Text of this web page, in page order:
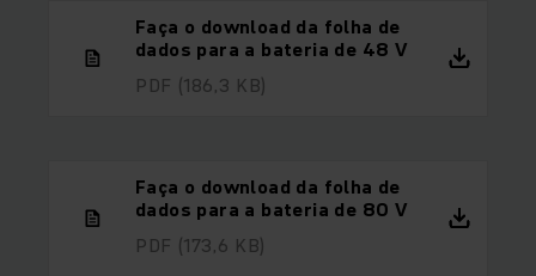
Faça o download da folha de
dados para a bateria de 48 V
PDF (186,3 KB)
Faça o download da folha de
dados para a bateria de 80 V
PDF (173,6 KB)